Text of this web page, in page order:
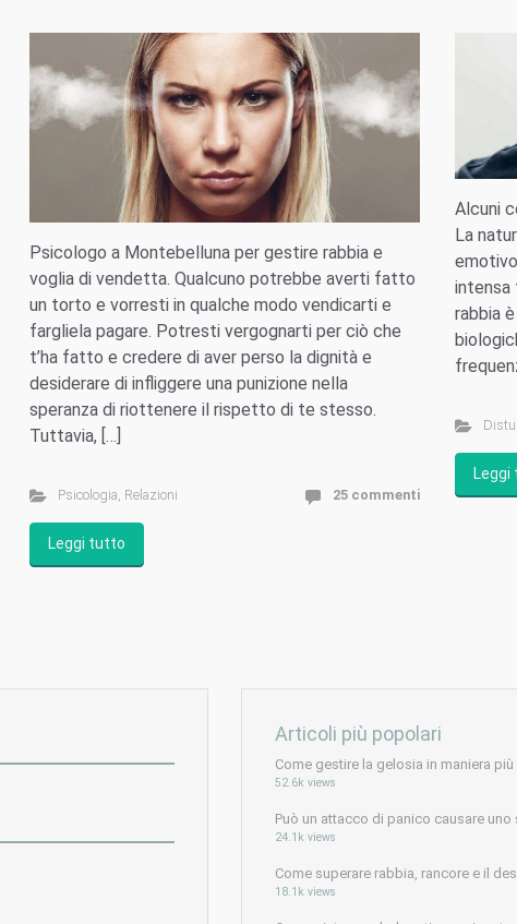
Psicologo a Montebelluna per gestire rabbia e
voglia di vendetta. Qualcuno potrebbe averti fatto
un torto e vorresti in qualche modo vendicarti e
fargliela pagare. Potresti vergognarti per ciò che
t’ha fatto e credere di aver perso la dignità e
desiderare di infliggere una punizione nella
speranza di riottenere il rispetto di te stesso.
Tuttavia, […]
Psicologia Relazioni 25 commenti
Leggi tutto
Alcuni
La
intensa
rabbia
Articoli più popolari
Come gestire la gelosia in maniera più
52.6k views
Può un attacco di panico causare uno
24.1k views
Come superare rabbia, rancore e il
18.1k views